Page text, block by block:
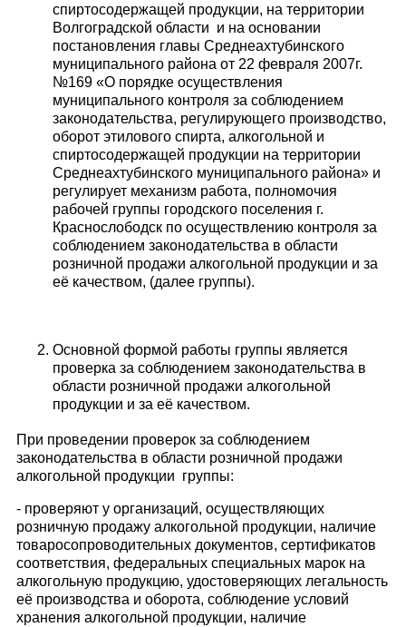
спиртосодержащей продукции, на территории
Волгоградской области и на основании
постановления главы Среднеахтубинского
муниципального района от 22 февраля 2007г.
№169 «О порядке осуществления
муниципального контроля за соблюдением
законодательства, регулирующего производство,
оборот этилового спирта, алкогольной и
спиртосодержащей продукции на территории
Среднеахтубинского муниципального района» и
регулирует механизм работа, полномочия
рабочей группы городского поселения г.
Краснослободск по осуществлению контроля за
соблюдением законодательства в области
розничной продажи алкогольной продукции и за
её качеством, (далее группы).
Основной формой работы группы является
проверка за соблюдением законодательства в
области розничной продажи алкогольной
продукции и за её качеством.
При проведении проверок за соблюдением
законодательства в области розничной продажи
алкогольной продукции группы:
- проверяют у организаций, осуществляющих
розничную продажу алкогольной продукции, наличие
товаросопроводительных доку­ментов, сертификатов
соответствия, федеральных специальных марок на
алкогольную продукцию, удостоверяющих легальность
её производства и оборота, соблюдение условий
хранения алкоголь­ной продукции, наличие